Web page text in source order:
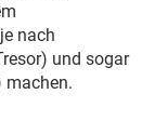
nach
und sogar
machen.